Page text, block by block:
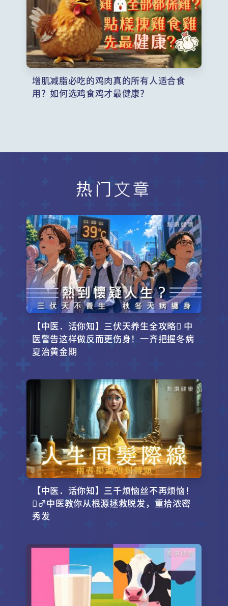
增肌减脂必吃的鸡肉真的所有人适合食
用？如何选鸡食鸡才最健康？
热门文章
【中医．话你知】三伏天养生全攻略 中
医警告这样做反而更伤身！一齐把握冬病
夏治黄金期
【中医．话你知】三千烦恼丝不再烦恼！
‍♂️中医教你从根源拯救脱发，重拾浓密
秀发